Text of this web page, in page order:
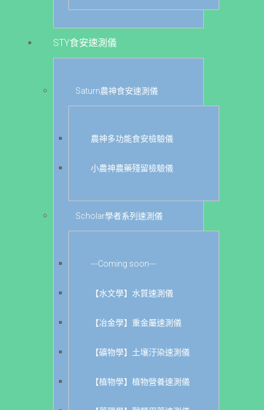
STY食安速測儀
Saturn農神食安速測儀
農神多功能食安檢驗儀
小農神農藥殘留檢驗儀
Scholar學者系列速測儀
---Coming soon---
【水文學】水質速測儀
【冶金學】重金屬速測儀
【礦物學】土壤汙染速測儀
【植物學】植物營養速測儀